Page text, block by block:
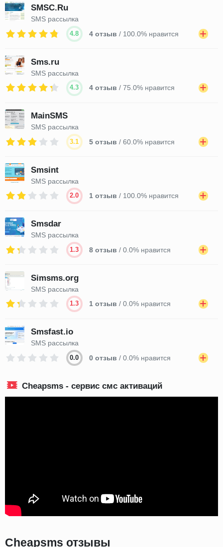
SMSC.Ru
SMS рассылка
4.8 4 отзыв / 100.0% нравится
Sms.ru
SMS рассылка
4.3 4 отзыв / 75.0% нравится
MainSMS
SMS рассылка
3.1 5 отзыв / 60.0% нравится
Smsint
SMS рассылка
2.0 1 отзыв / 100.0% нравится
Smsdar
SMS рассылка
1.3 8 отзыв / 0.0% нравится
Simsms.org
SMS рассылка
1.3 1 отзыв / 0.0% нравится
Smsfast.io
SMS рассылка
0.0 0 отзыв / 0.0% нравится
Cheapsms - сервис смс активаций
Cheapsms отзывы